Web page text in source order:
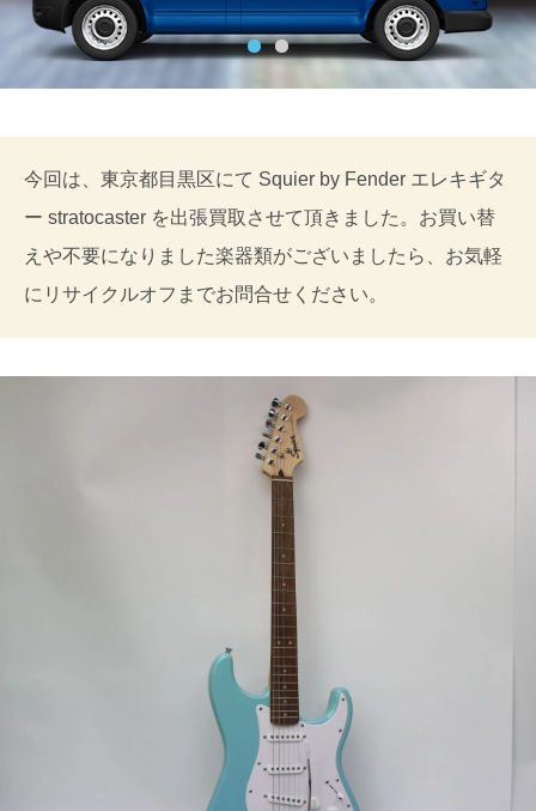
今回は、東京都目黒区にて Squier by Fender エレキギタ
ー stratocaster を出張買取させて頂きました。お買い替
えや不要になりました楽器類がございましたら、お気軽
にリサイクルオフまでお問合せください。